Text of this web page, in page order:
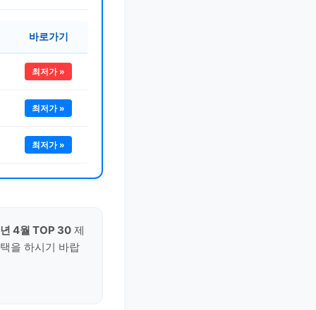
바로가기
최저가 »
최저가 »
최저가 »
4월 TOP 30 제
을 하시기 바랍